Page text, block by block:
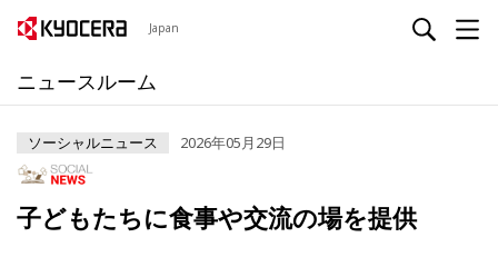
Japan
ニュースルーム
ソーシャルニュース 2026年05月29日
子どもたちに食事や交流の場を提供